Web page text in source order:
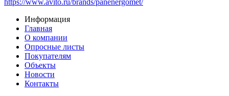
https://www.avito.ru/brands/panenergomet/
Информация
Главная
О компании
Опросные листы
Покупателям
Объекты
Новости
Контакты